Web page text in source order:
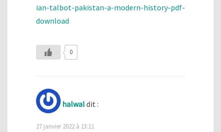
ian-talbot-pakistan-a-modern-history-pdf-
download
0
halwaldit :
27 janvier 2022 à 13:11